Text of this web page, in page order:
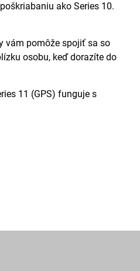
ako Series 10.
vám pomôže spojiť sa so
osobu, keď dorazíte do
11 (GPS) funguje s